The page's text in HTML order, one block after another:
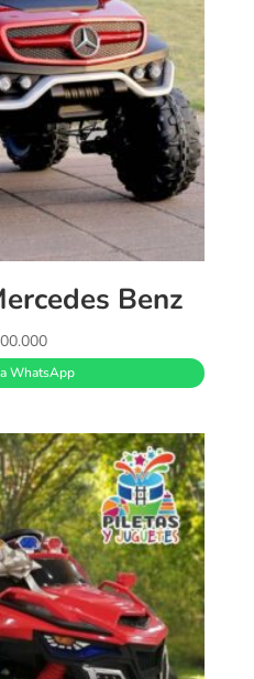
Benz
WhatsApp